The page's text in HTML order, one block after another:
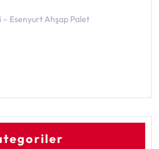
– Esenyurt Ahşap Palet